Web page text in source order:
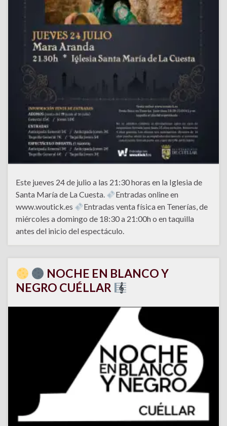
Este jueves 24 de julio a las 21:30 horas en la Iglesia de
Santa María de La Cuesta.
Entradas online en
www.woutick.es
Entradas venta física en Tenerías, de
miércoles a domingo de 18:30 a 21:00h o en taquilla
antes del inicio del espectáculo.
NOCHE EN BLANCO Y
NEGRO CUÉLLAR